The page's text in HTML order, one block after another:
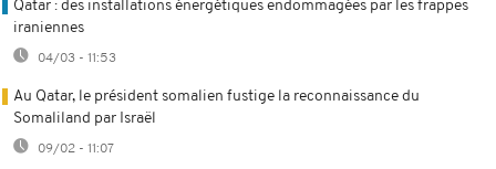
Qatar : des installations énergétiques endommagées par les frappes
iraniennes
04/03 - 11:53
Au Qatar, le président somalien fustige la reconnaissance du
Somaliland par Israël
09/02 - 11:07